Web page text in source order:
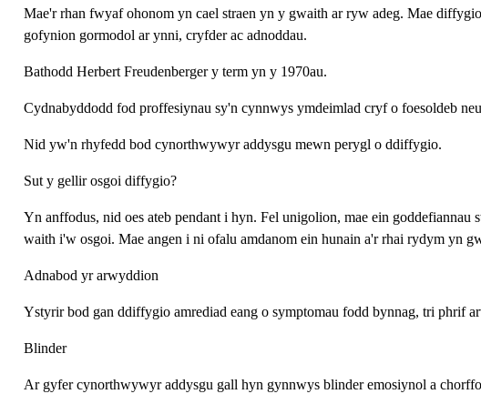
Mae'r rhan fwyaf ohonom yn cael straen yn y gwaith ar ryw adeg. Mae
gofynion gormodol ar ynni, cryfder ac adnoddau.
Bathodd Herbert Freudenberger y term yn y 1970au.
Cydnabyddodd fod proffesiynau sy'n cynnwys ymdeimlad cryf o foesoldeb
Nid yw'n rhyfedd bod cynorthwywyr addysgu mewn perygl o ddiffygio.
Sut y gellir osgoi diffygio?
Yn anffodus, nid oes ateb pendant i hyn. Fel unigolion, mae ein
waith i'w osgoi. Mae angen i ni ofalu amdanom ein hunain a'r rhai rydym yn
Adnabod yr arwyddion
Ystyrir bod gan ddiffygio amrediad eang o symptomau fodd bynnag, tri phrif
Blinder
Ar gyfer cynorthwywyr addysgu gall hyn gynnwys blinder emosiynol a